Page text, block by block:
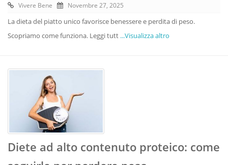
Vivere Bene Novembre 27, 2025
La dieta del piatto unico favorisce benessere e perdita di peso.
Scopriamo come funziona. Leggi tutt ...Visualizza altro
Diete ad alto contenuto proteico: come